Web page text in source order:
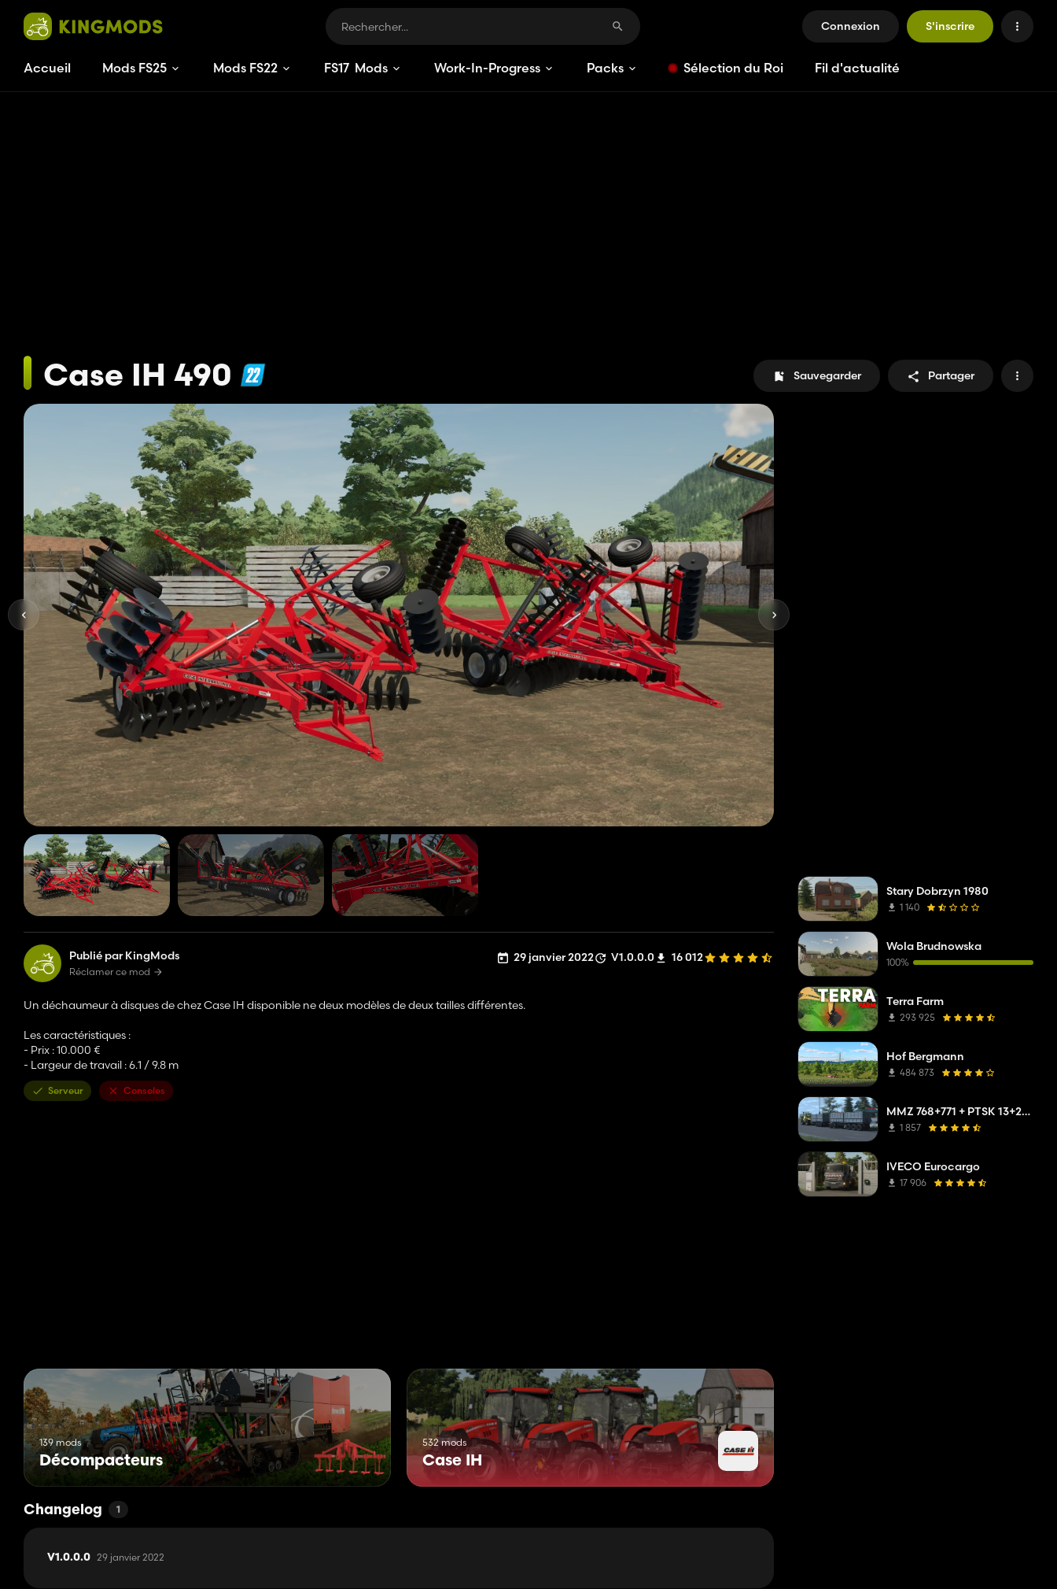
Connexion S'inscrire
Accueil Mods FS25 Mods FS22 FS17 Mods Work-In-Progress Packs Sélection du Roi Fil d'actualité
Case IH 490 Sauvegarder Partager
Publié par KingMods
Réclamer ce mod
29 janvier 2022 V1.0.0.0 16 012
Un déchaumeur à disques de chez Case IH disponible ne deux modèles de deux tailles différentes.
Les caractéristiques :
- Prix : 10.000 €
- Largeur de travail : 6.1 / 9.8 m
Serveur Consoles
139 mods
Décompacteurs
532 mods
Case IH
Changelog 1
V1.0.0.0 29 janvier 2022
Stary Dobrzyn 1980
1 140
Wola Brudnowska
100%
Terra Farm
293 925
Hof Bergmann
484 873
MMZ 768+771 + PTSK 13+20 Pack
1 857
IVECO Eurocargo
17 906